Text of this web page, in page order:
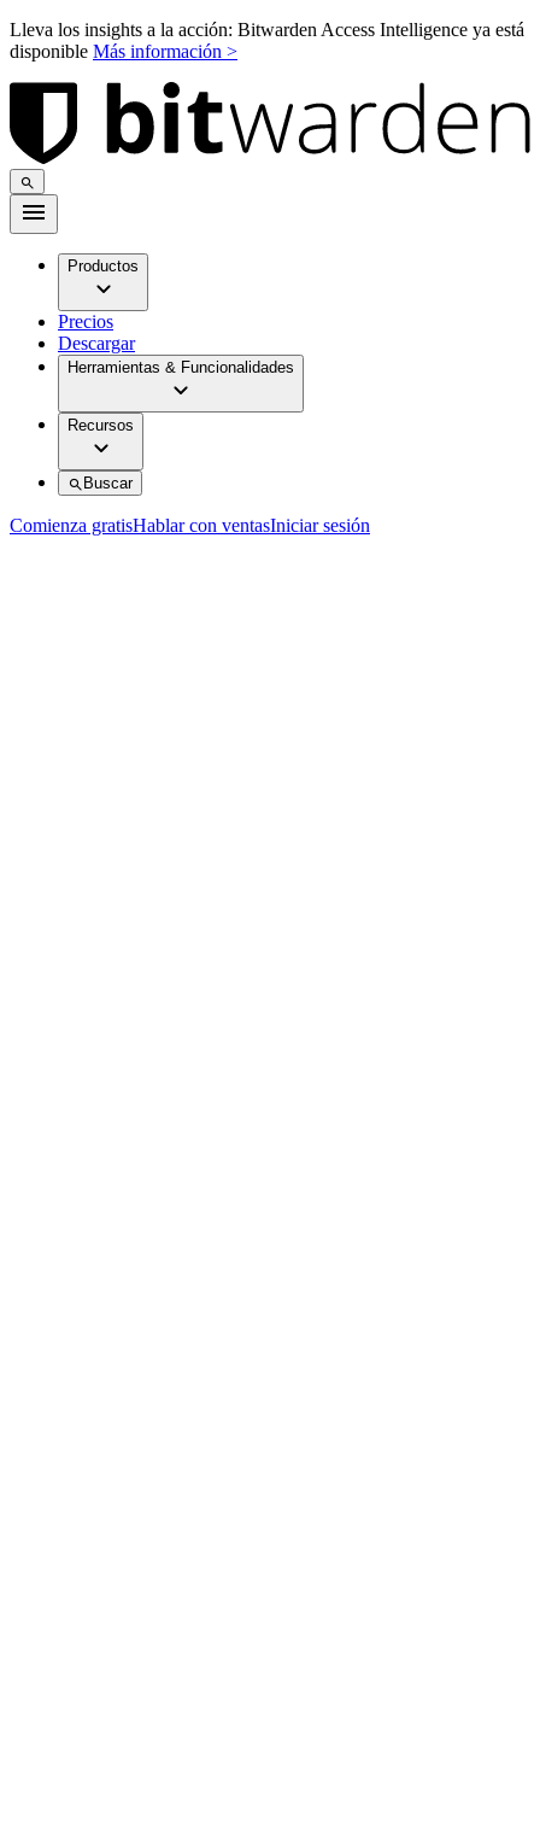
Lleva los insights a la acción: Bitwarden Access Intelligence ya está
disponible Más información >
Productos
Precios
Descargar
Herramientas & Funcionalidades
Recursos
Buscar
Comienza gratisHablar con ventasIniciar sesión